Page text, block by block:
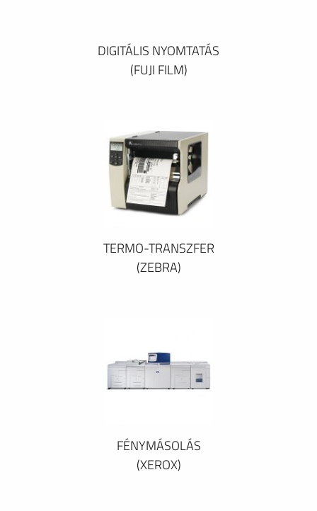
DIGITÁLIS NYOMTATÁS
(FUJI FILM)
TERMO-TRANSZFER
(ZEBRA)
FÉNYMÁSOLÁS
(XEROX)